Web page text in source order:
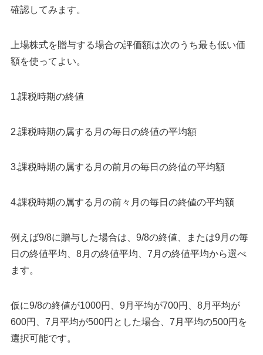
確認してみます。
上場株式を贈与する場合の評価額は次のうち最も低い価
額を使ってよい。
1.課税時期の終値
2.課税時期の属する月の毎日の終値の平均額
3.課税時期の属する月の前月の毎日の終値の平均額
4.課税時期の属する月の前々月の毎日の終値の平均額
例えば9/8に贈与した場合は、9/8の終値、または9月の毎
日の終値平均、8月の終値平均、7月の終値平均から選べ
ます。
仮に9/8の終値が1000円、9月平均が700円、8月平均が
600円、7月平均が500円とした場合、7月平均の500円を
選択可能です。